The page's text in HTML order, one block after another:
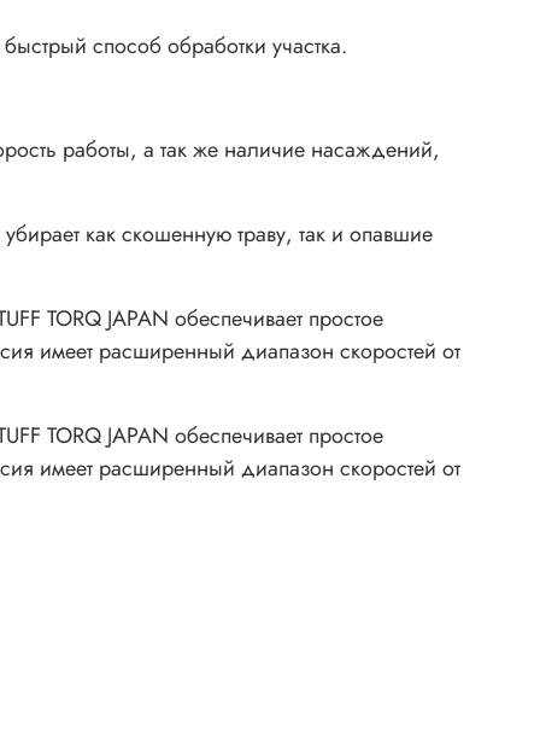
способ обработки участка.
работы, а так же наличие насаждений,
как скошенную траву, так и опавшие
TORQ JAPAN обеспечивает простое
имеет расширенный диапазон скоростей от
TORQ JAPAN обеспечивает простое
имеет расширенный диапазон скоростей от